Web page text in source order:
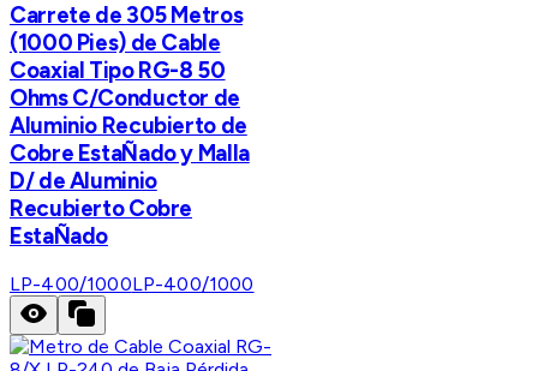
Carrete de 305 Metros
(1000 Pies) de Cable
Coaxial Tipo RG-8 50
Ohms C/Conductor de
Aluminio Recubierto de
Cobre EstaÑado y Malla
D/ de Aluminio
Recubierto Cobre
EstaÑado
LP-400/1000LP-400/1000